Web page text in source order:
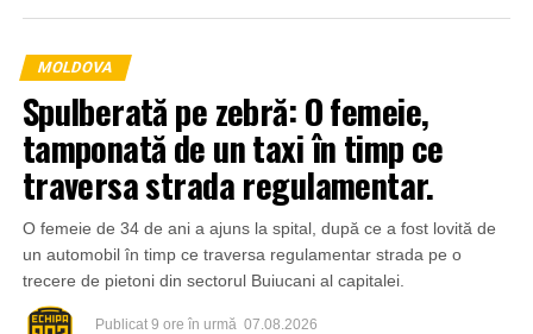
MOLDOVA
Spulberată pe zebră: O femeie,
tamponată de un taxi în timp ce
traversa strada regulamentar.
O femeie de 34 de ani a ajuns la spital, după ce a fost lovită de
un automobil în timp ce traversa regulamentar strada pe o
trecere de pietoni din sectorul Buiucani al capitalei.
Publicat 9 ore în urmă 07.08.2026